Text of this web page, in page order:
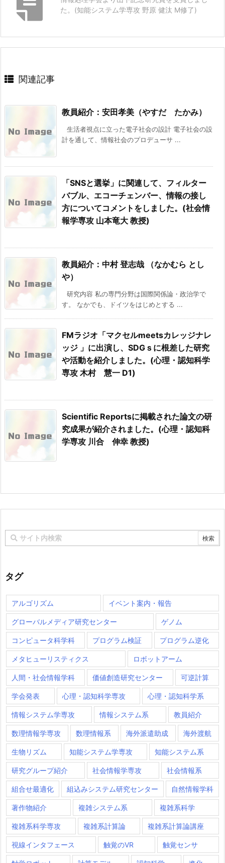
た。(知能システム学専攻 野原 健汰 M修了)
関連記事
教員紹介：安田孝美（やすだ たかみ）
生活者視点に立った電子社会の設計 電子社会の設
計を通して、情報社会のプロデューサ ...
「SNSと選挙」に関連して、フィルター
バブル、エコーチェンバー、情報の接し
方についてコメントをしました。(社会情
報学専攻 山本竜大 教授)
教員紹介：中村 登志哉 （なかむら とし
や）
研究内容 私の専門分野は国際関係論・政治学で
す。 なかでも、ドイツをはじめとする ...
FMラジオ「マクセルmeetsカレッジナレ
ッジ 」に出演し、SDGｓに根差した研究
や活動を紹介しました。(心理・認知科学
専攻 木村 慧一 D1)
Scientific Reportsに掲載された論文の研
究成果が紹介されました。(心理・認知科
学専攻 川合 伸幸 教授)
タグ
アルゴリズム イベント案内・報告
グローバルメディア研究センター ゲノム
コンピュータ科学科 プログラム検証 プログラム逆化
メタヒューリスティクス ロボットアーム
人間・社会情報学科 価値創造研究センター 可逆計算
学会発表 心理・認知科学専攻 心理・認知科学系
情報システム学専攻 情報システム系 教員紹介
数理情報学専攻 数理情報系 海外派遣助成 海外渡航
生物リズム 知能システム学専攻 知能システム系
研究グループ紹介 社会情報学専攻 社会情報系
組合せ最適化 組込みシステム研究センター 自然情報学科
著作物紹介 複雑システム系 複雑系科学
複雑系科学専攻 複雑系計算論 複雑系計算論講座
視線インタフェース 触覚のVR 触覚センサ